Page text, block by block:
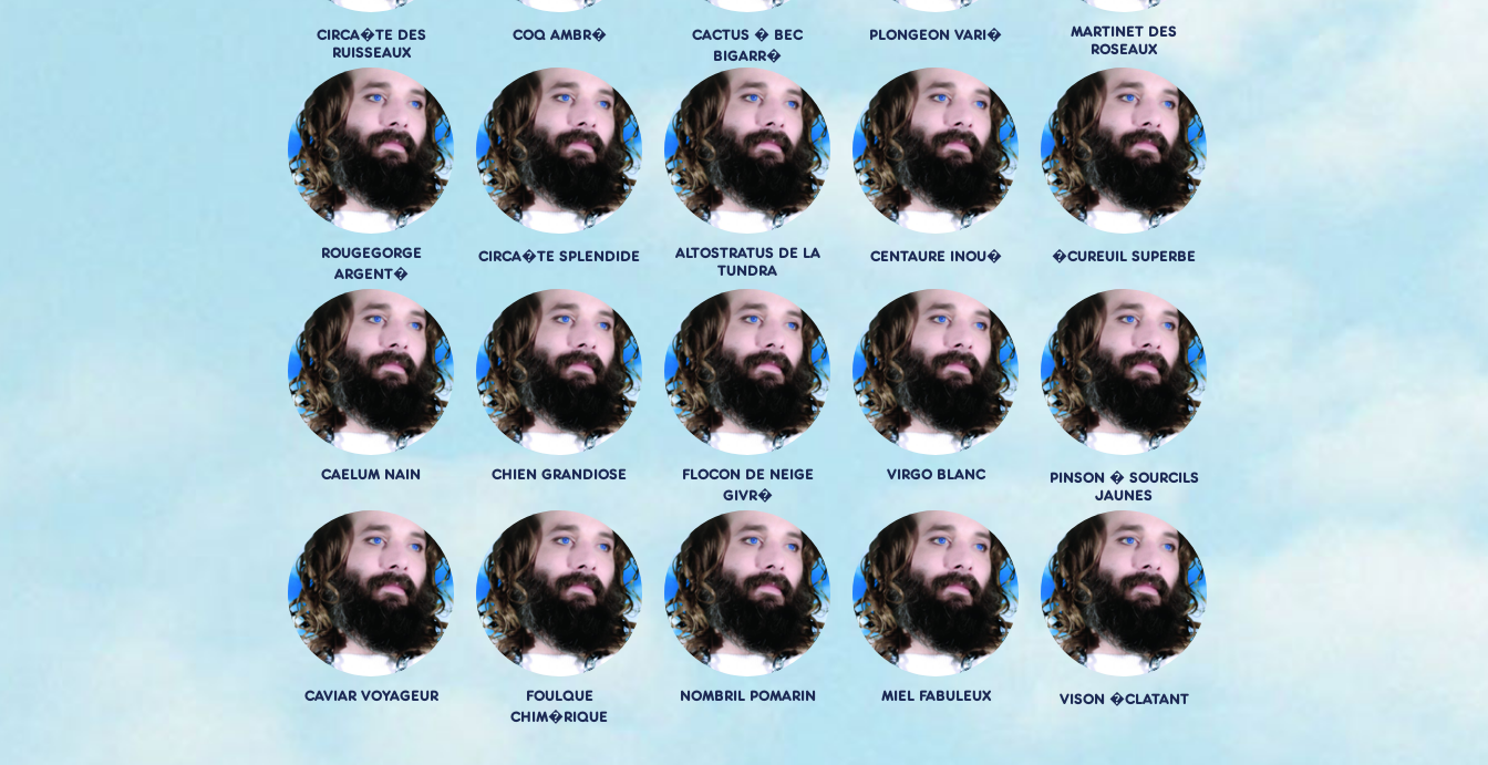
CIRCA�TE DES
RUISSEAUX
COQ AMBR�
CACTUS � BEC
BIGARR�
PLONGEON VARI�
MARTINET DES
ROSEAUX
ROUGEGORGE
ARGENT�
CIRCA�TE SPLENDIDE
ALTOSTRATUS DE LA
TUNDRA
CENTAURE INOU� �CUREUIL SUPERBE
CAELUM NAIN CHIEN GRANDIOSE
FLOCON DE NEIGE
GIVR�
VIRGO BLANC
PINSON � SOURCILS
JAUNES
CAVIAR VOYAGEUR
FOULQUE
CHIM�RIQUE
NOMBRIL POMARIN MIEL FABULEUX VISON �CLATANT